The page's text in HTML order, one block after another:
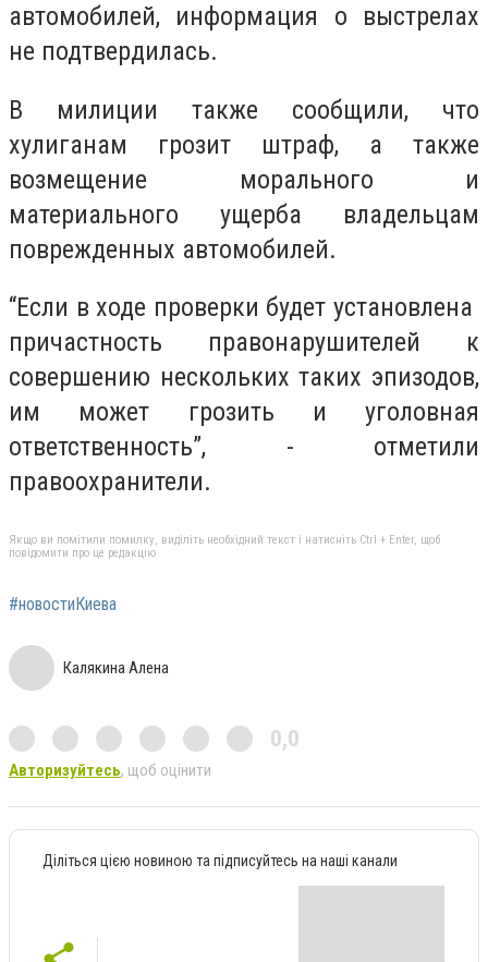
автомобилей, информация о выстрелах
не подтвердилась.
В милиции также сообщили, что
хулиганам грозит штраф, а также
возмещение морального и
материального ущерба владельцам
поврежденных автомобилей.
“Если в ходе проверки будет установлена ​​
причастность правонарушителей к
совершению нескольких таких эпизодов,
им может грозить и уголовная
ответственность”, - отметили
правоохранители.
Якщо ви помітили помилку, виділіть необхідний текст і натисніть Ctrl + Enter, щоб
повідомити про це редакцію
#новостиКиева
Калякина Алена
0,0
Авторизуйтесь, щоб оцінити
Діліться цією новиною та підписуйтесь на наші канали